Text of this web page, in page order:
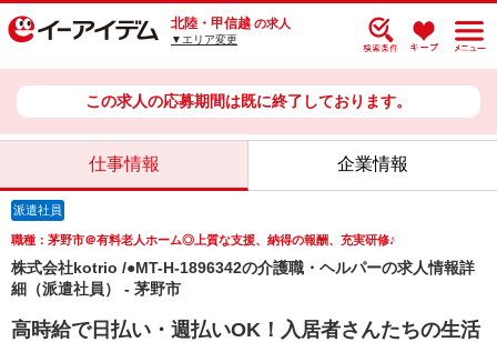
北陸・甲信越 の求人
▼エリア変更
この求人の応募期間は既に終了しております。
仕事情報 企業情報
派遣社員
職種：茅野市＠有料老人ホーム◎上質な支援、納得の報酬、充実研修♪
株式会社kotrio /●MT-H-1896342の介護職・ヘルパーの求人情報詳
細（派遣社員） - 茅野市
高時給で日払い・週払いOK！入居者さんたちの生活